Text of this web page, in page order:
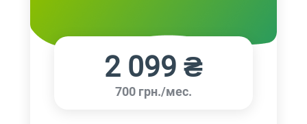
2 099 ₴
700 грн./мес.